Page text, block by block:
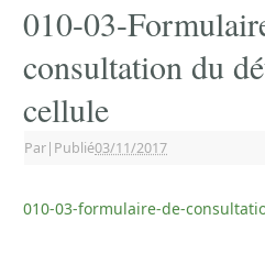
010-03-
consultation du
cellule
Par| Publié03/11/2017
010-03-formulaire-de-